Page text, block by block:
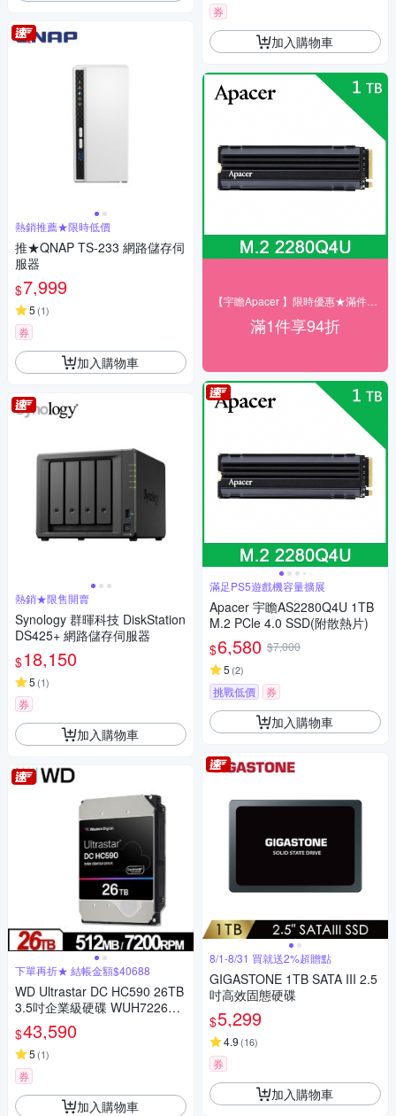
熱銷推薦★限時低價
推★QNAP TS-233 網路儲存伺
服器
$7,999
5 (1)
券
加入購物車
熱銷★限售開賣
Synology 群暉科技 DiskStation
DS425+ 網路儲存伺服器
$18,150
5 (1)
券
加入購物車
下單再折★ 結帳金額$40688
WD Ultrastar DC HC590 26TB
3.5吋企業級硬碟 WUH722626
ALE6L4(0F65672)
$43,590
5 (1)
券
加入購物車
券
加入購物車
滿1件享94折
滿足PS5遊戲機容量擴展
Apacer 宇瞻AS2280Q4U 1TB
M.2 PCle 4.0 SSD(附散熱片)
$6,580 $7,000
5 (2)
挑戰低價 券
加入購物車
8/1-8/31 買就送2%超贈點
GIGASTONE 1TB SATA III 2.5
吋高效固態硬碟
$5,299
4.9 (16)
券
加入購物車